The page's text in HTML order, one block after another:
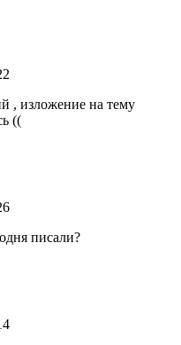
, изложение на тему
((
писали?